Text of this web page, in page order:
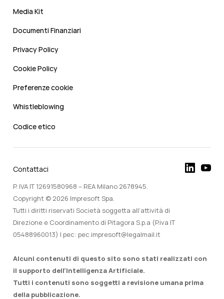
Media Kit
Documenti Finanziari
Privacy Policy
Cookie Policy
Preferenze cookie
Whistleblowing
Codice etico
Contattaci
P. IVA IT 12691580968 – REA Milano 2678945.
Copyright © 2026 Impresoft Spa.
Tutti i diritti riservati Società soggetta all’attività di
Direzione e Coordinamento di Pitagora S.p.a (P.iva IT
05488960013) | pec: pec.impresoft@legalmail.it
Alcuni contenuti di questo sito sono stati realizzati con
il supporto dell'Intelligenza Artificiale.
Tutti i contenuti sono soggetti a revisione umana prima
della pubblicazione.